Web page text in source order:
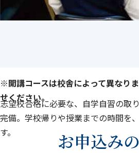
志望校合格に必要な、自学自習の取
完備。学校帰りや授業までの時間を
す。
※開講コースは校舎によって異なり
せください。
お申込み